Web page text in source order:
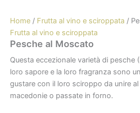
Home / Frutta al vino e sciroppata /
Frutta al vino e sciroppata
Pesche al Moscato
Questa eccezionale varietà di pesche
loro sapore e la loro fragranza sono
gustare con il loro sciroppo da unire
macedonie o passate in forno.